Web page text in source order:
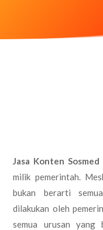
Jasa Konten Sosmed
milik pemerintah.
bukan berarti
dilakukan oleh
semua urusan yang